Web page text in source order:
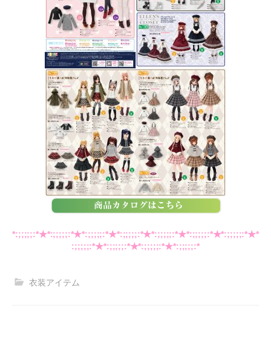
*:;;;;;:*★*:;;;;;:*★*:;;;;;:*★*:;;;;;:*★*:;;;;;:*★*:;;;;;:*★*:;;;;;:*★*
:;;;;;:*★*:;;;;;:*★*:;;;;;:*★*:;;;;;:*
衣装アイテム